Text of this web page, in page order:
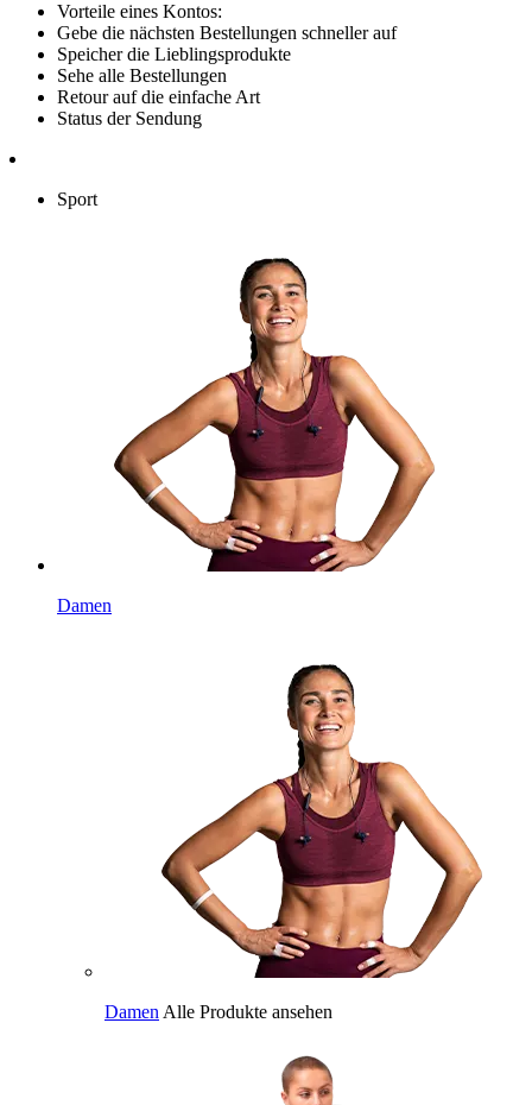
Vorteile eines Kontos:
Gebe die nächsten Bestellungen schneller auf
Speicher die Lieblingsprodukte
Sehe alle Bestellungen
Retour auf die einfache Art
Status der Sendung
Sport
Damen
Damen Alle Produkte ansehen